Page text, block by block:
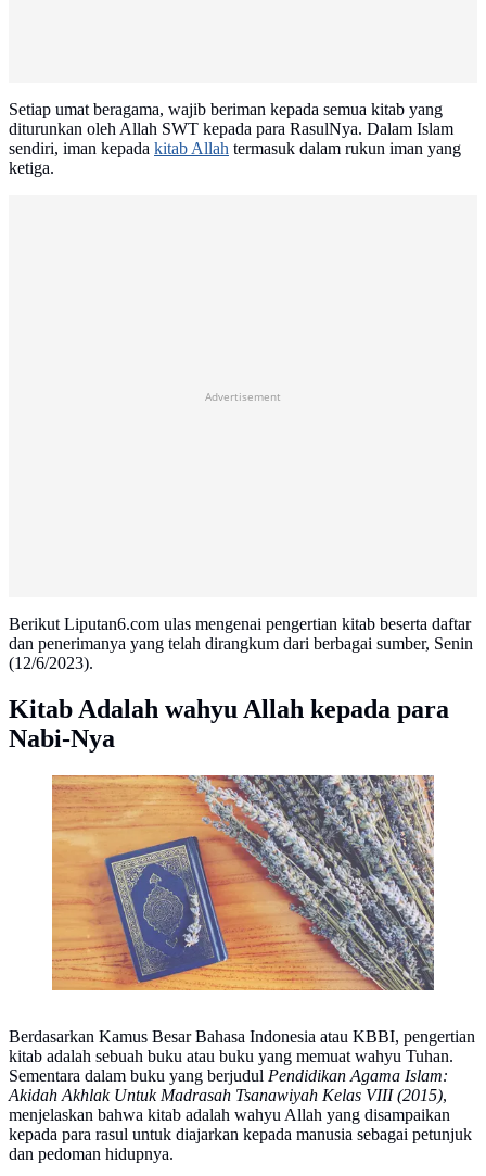
Setiap umat beragama, wajib beriman kepada semua kitab yang
diturunkan oleh Allah SWT kepada para RasulNya. Dalam Islam
sendiri, iman kepada kitab Allah termasuk dalam rukun iman yang
ketiga.
Advertisement
Berikut Liputan6.com ulas mengenai pengertian kitab beserta daftar
dan penerimanya yang telah dirangkum dari berbagai sumber, Senin
(12/6/2023).
Kitab Adalah wahyu Allah kepada para
Nabi-Nya
Ilustrasi Al Qur’an Credit: unsplash.com/thedancingrain
Berdasarkan Kamus Besar Bahasa Indonesia atau KBBI, pengertian
kitab adalah sebuah buku atau buku yang memuat wahyu Tuhan.
Sementara dalam buku yang berjudul Pendidikan Agama Islam:
Akidah Akhlak Untuk Madrasah Tsanawiyah Kelas VIII (2015),
menjelaskan bahwa kitab adalah wahyu Allah yang disampaikan
kepada para rasul untuk diajarkan kepada manusia sebagai petunjuk
dan pedoman hidupnya.